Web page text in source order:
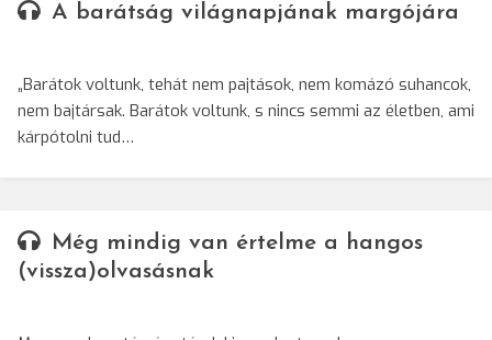
A barátság világnapjának margójára
„Barátok voltunk, tehát nem pajtások, nem komázó suhancok,
nem bajtársak. Barátok voltunk, s nincs semmi az életben, ami
kárpótolni tud…
Még mindig van értelme a hangos
(vissza)olvasásnak